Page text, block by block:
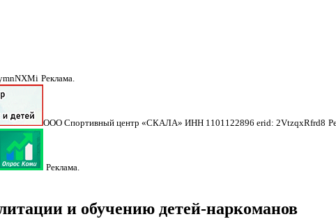
Реклама.
ООО Спортивный центр «СКАЛА» ИНН 1101122896 erid: 2VtzqxRfrd8
Реклама.
и обучению детей-наркоманов